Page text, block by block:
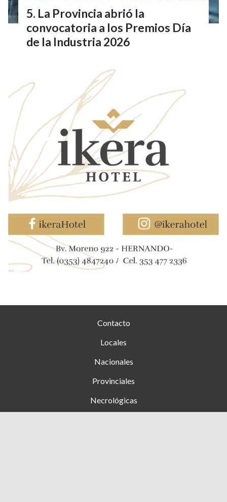
La Provincia abrió la
convocatoria a los Premios Día
de la Industria 2026
Contacto
Locales
Nacionales
Provinciales
Necrológicas